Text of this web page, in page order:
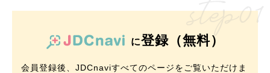
に登録（無料）
会員登録後、JDCnaviすべてのページをご覧いただけま